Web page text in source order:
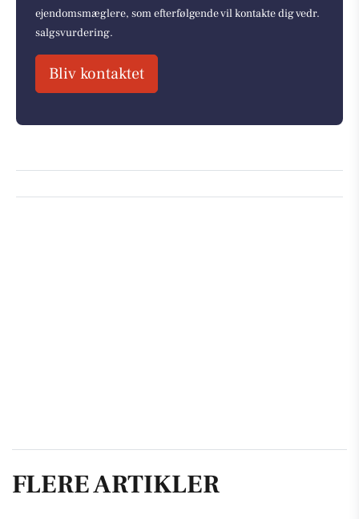
ejendomsmæglere, som efterfølgende vil kontakte dig vedr.
salgsvurdering.
Bliv kontaktet
FLERE ARTIKLER